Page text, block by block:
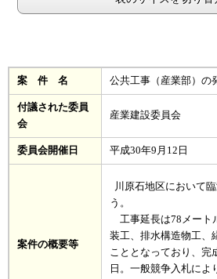
案 件 名 公共工事（産業部）の
付議された委員
会
産業建設委員会
委員会開催日 平成30年9月12日
案件の概要等
川原石地区において
う。
工事延長は78メート
装工、排水構造物工、
こととなっており、完
日。一般競争入札によ